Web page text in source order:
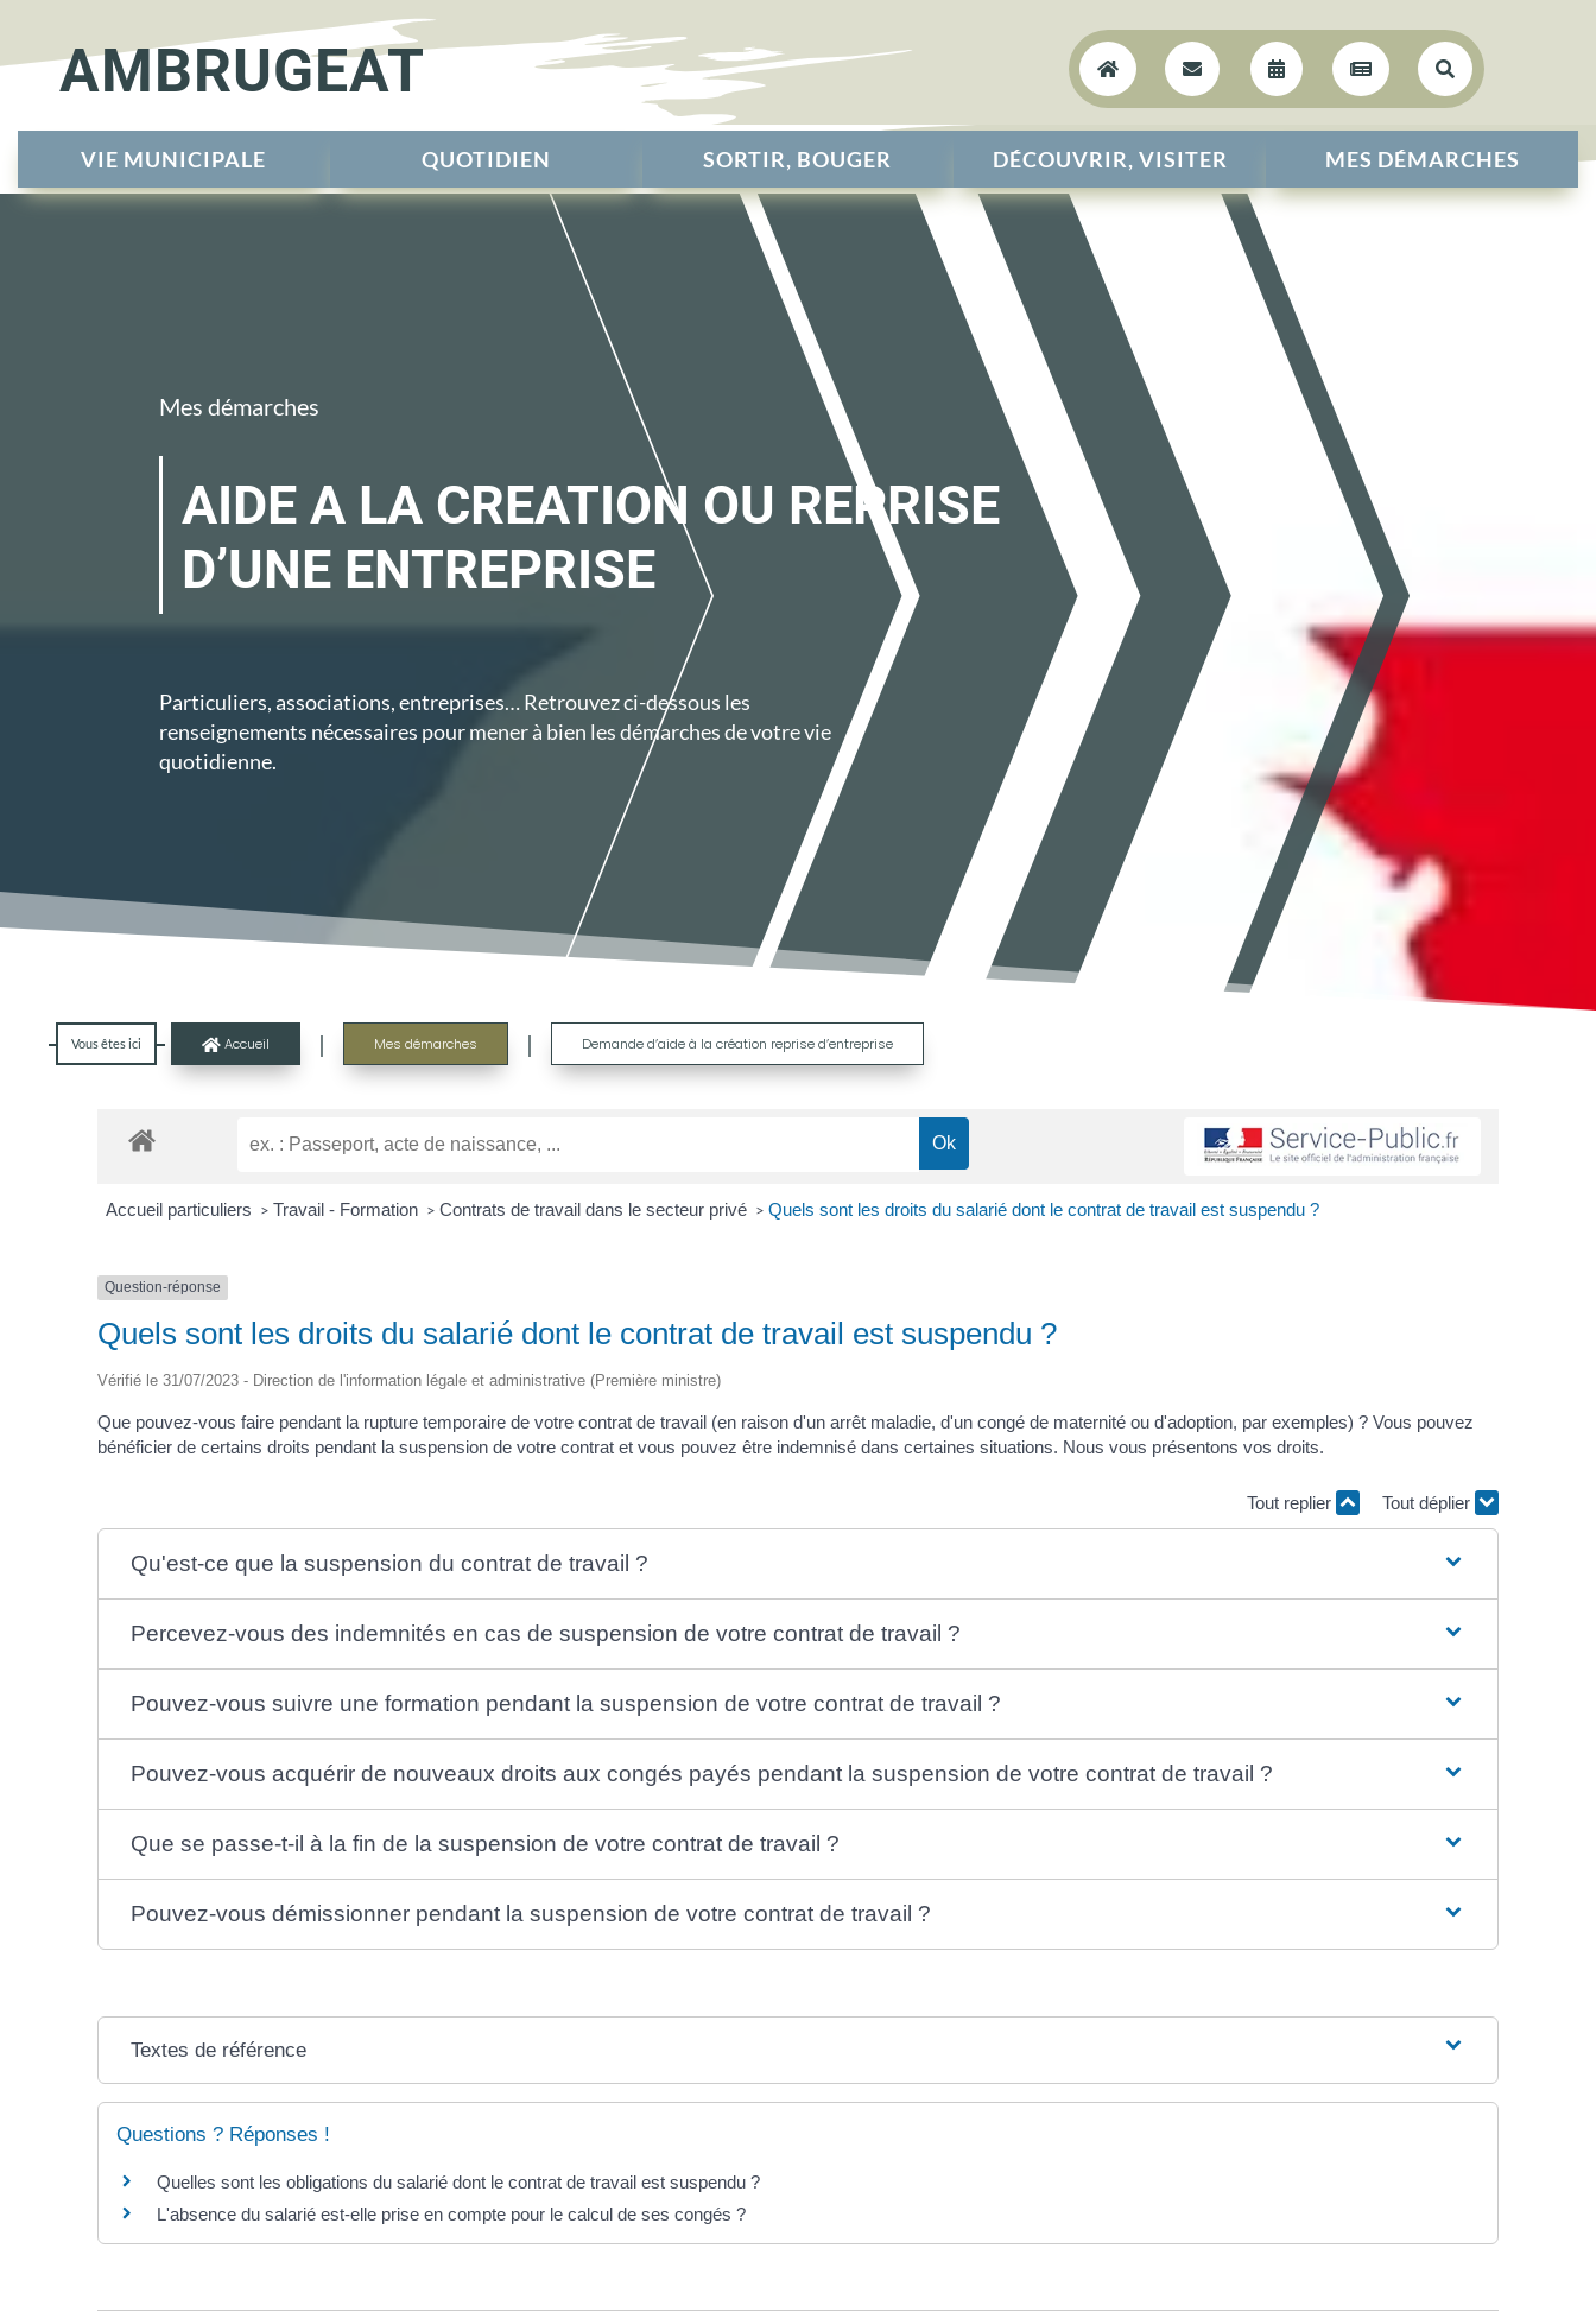
AMBRUGEAT     
VIE MUNICIPALE QUOTIDIEN SORTIR, BOUGER DÉCOUVRIR, VISITER MES DÉMARCHES
Mes démarches
AIDE A LA CREATION OU REPRISE
D’UNE ENTREPRISE
Particuliers, associations, entreprises… Retrouvez ci-dessous les
renseignements nécessaires pour mener à bien les démarches de votre vie
quotidienne.
Vous êtes ici  Accueil | Mes démarches | Demande d’aide à la création reprise d’entreprise
Accueil particuliers > Travail - Formation > Contrats de travail dans le secteur privé > Quels sont les droits du salarié dont le contrat de travail est suspendu ?
Question-réponse
Quels sont les droits du salarié dont le contrat de travail est suspendu ?
Vérifié le 31/07/2023 - Direction de l'information légale et administrative (Première ministre)
Que pouvez-vous faire pendant la rupture temporaire de votre contrat de travail (en raison d'un arrêt maladie, d'un congé de maternité ou d'adoption, par exemples) ? Vous pouvez
bénéficier de certains droits pendant la suspension de votre contrat et vous pouvez être indemnisé dans certaines situations. Nous vous présentons vos droits.
Tout replier Tout déplier
Qu'est-ce que la suspension du contrat de travail ?
Percevez-vous des indemnités en cas de suspension de votre contrat de travail ?
Pouvez-vous suivre une formation pendant la suspension de votre contrat de travail ?
Pouvez-vous acquérir de nouveaux droits aux congés payés pendant la suspension de votre contrat de travail ?
Que se passe-t-il à la fin de la suspension de votre contrat de travail ?
Pouvez-vous démissionner pendant la suspension de votre contrat de travail ?
Textes de référence
Questions ? Réponses !
Quelles sont les obligations du salarié dont le contrat de travail est suspendu ?
L'absence du salarié est-elle prise en compte pour le calcul de ses congés ?